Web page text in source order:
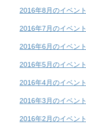
2016年8月のイベント
2016年7月のイベント
2016年6月のイベント
2016年5月のイベント
2016年4月のイベント
2016年3月のイベント
2016年2月のイベント